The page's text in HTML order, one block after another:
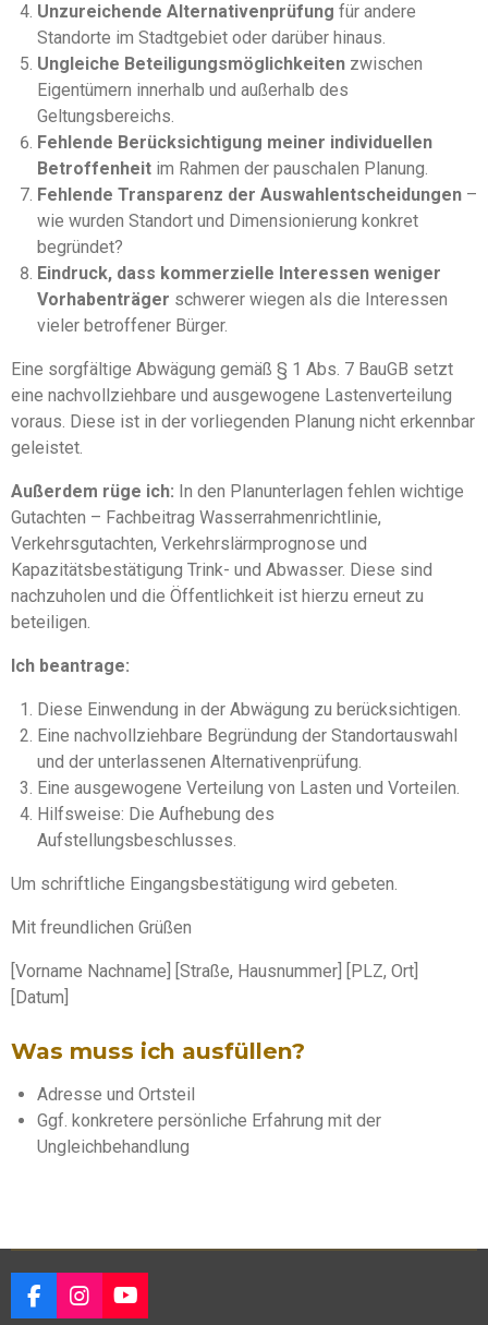
Unzureichende Alternativenprüfung für andere
Standorte im Stadtgebiet oder darüber hinaus.
Ungleiche Beteiligungsmöglichkeiten zwischen
Eigentümern innerhalb und außerhalb des
Geltungsbereichs.
Fehlende Berücksichtigung meiner individuellen
Betroffenheit im Rahmen der pauschalen Planung.
Fehlende Transparenz der Auswahlentscheidungen –
wie wurden Standort und Dimensionierung konkret
begründet?
Eindruck, dass kommerzielle Interessen weniger
Vorhabenträger schwerer wiegen als die Interessen
vieler betroffener Bürger.
Eine sorgfältige Abwägung gemäß § 1 Abs. 7 BauGB setzt
eine nachvollziehbare und ausgewogene Lastenverteilung
voraus. Diese ist in der vorliegenden Planung nicht erkennbar
geleistet.
Außerdem rüge ich: In den Planunterlagen fehlen wichtige
Gutachten – Fachbeitrag Wasserrahmenrichtlinie,
Verkehrsgutachten, Verkehrslärmprognose und
Kapazitätsbestätigung Trink- und Abwasser. Diese sind
nachzuholen und die Öffentlichkeit ist hierzu erneut zu
beteiligen.
Ich beantrage:
Diese Einwendung in der Abwägung zu berücksichtigen.
Eine nachvollziehbare Begründung der Standortauswahl
und der unterlassenen Alternativenprüfung.
Eine ausgewogene Verteilung von Lasten und Vorteilen.
Hilfsweise: Die Aufhebung des
Aufstellungsbeschlusses.
Um schriftliche Eingangsbestätigung wird gebeten.
Mit freundlichen Grüßen
[Vorname Nachname] [Straße, Hausnummer] [PLZ, Ort]
[Datum]
Was muss ich ausfüllen?
Adresse und Ortsteil
Ggf. konkretere persönliche Erfahrung mit der
Ungleichbehandlung
F
I
Y